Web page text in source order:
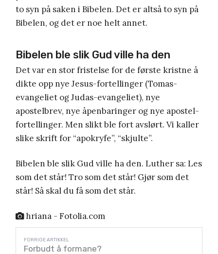
to syn på saken i Bibelen. Det er altså to syn på
Bibelen, og det er noe helt annet.
Bibelen ble slik Gud ville ha den
Det var en stor fristelse for de første kristne å
dikte opp nye Jesus-fortellinger (Tomas-
evangeliet og Judas-evangeliet), nye
apostelbrev, nye åpenbaringer og nye apostel-
fortellinger. Men slikt ble fort avslørt. Vi kaller
slike skrift for “apokryfe”, “skjulte”.
Bibelen ble slik Gud ville ha den. Luther sa: Les
som det står! Tro som det står! Gjør som det
står! Så skal du få som det står.
hriana - Fotolia.com
Forbudt å formane?